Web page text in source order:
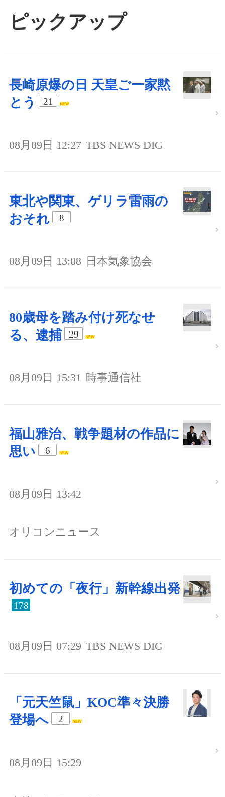
ピックアップ
長崎原爆の日 天皇ご一家黙
とう
21
08月09日 12:27 TBS NEWS DIG
東北や関東、ゲリラ雷雨の
おそれ
8
08月09日 13:08 日本気象協会
80歳母を踏み付け死なせ
る、逮捕
29
08月09日 15:31 時事通信社
福山雅治、戦争題材の作品に
思い
6
08月09日 13:42
オリコンニュース
初めての「夜行」新幹線出発
178
08月09日 07:29 TBS NEWS DIG
「元天竺鼠」KOC準々決勝
登場へ
2
08月09日 15:29